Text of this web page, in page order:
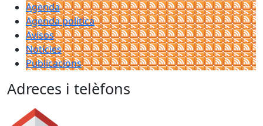
Agenda
Agenda política
Avisos
Notícies
Publicacions
Adreces i telèfons